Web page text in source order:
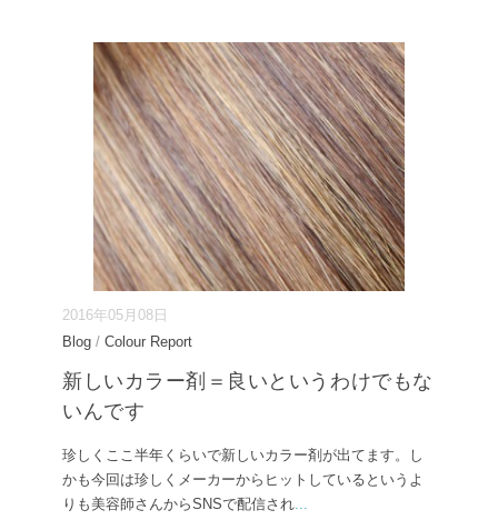
2016年05月08日
Blog / Colour Report
新しいカラー剤＝良いというわけでもな
いんです
珍しくここ半年くらいで新しいカラー剤が出てます。し
かも今回は珍しくメーカーからヒットしているというよ
りも美容師さんからSNSで配信され